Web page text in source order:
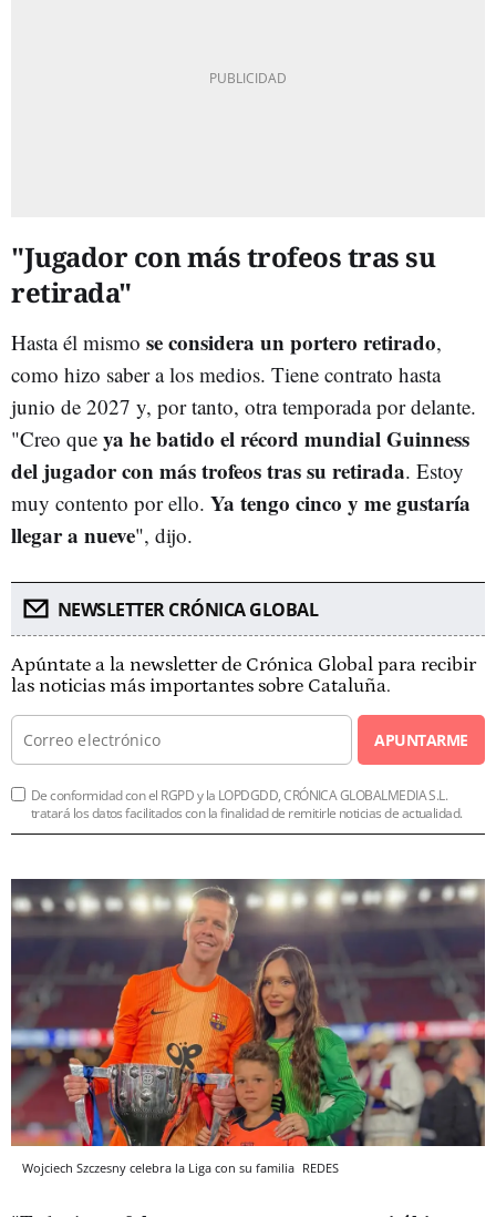
"Jugador con más trofeos tras su
retirada"
Hasta él mismo se considera un portero retirado,
como hizo saber a los medios. Tiene contrato hasta
junio de 2027 y, por tanto, otra temporada por delante.
"Creo que ya he batido el récord mundial Guinness
del jugador con más trofeos tras su retirada. Estoy
muy contento por ello. Ya tengo cinco y me gustaría
llegar a nueve", dijo.
NEWSLETTER CRÓNICA GLOBAL
Apúntate a la newsletter de Crónica Global para recibir
las noticias más importantes sobre Cataluña.
APUNTARME
De conformidad con el RGPD y la LOPDGDD, CRÓNICA GLOBALMEDIA S.L.
tratará los datos facilitados con la finalidad de remitirle noticias de actualidad.
Wojciech Szczesny celebra la Liga con su familia REDES